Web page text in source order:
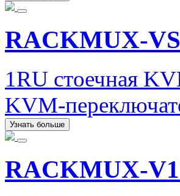
RACKMUX-
1RU стоечная
KVM-
Узнать больше
RACKMUX-